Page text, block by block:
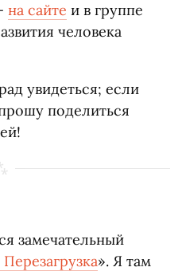
на сайте и в группе
человека
увидеться; если
поделиться
замечательный
». Я там